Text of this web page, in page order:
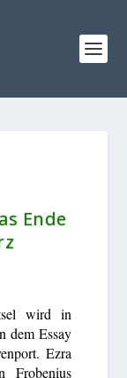
Ende
wird in
dem Essay
Ezra
Frobenius